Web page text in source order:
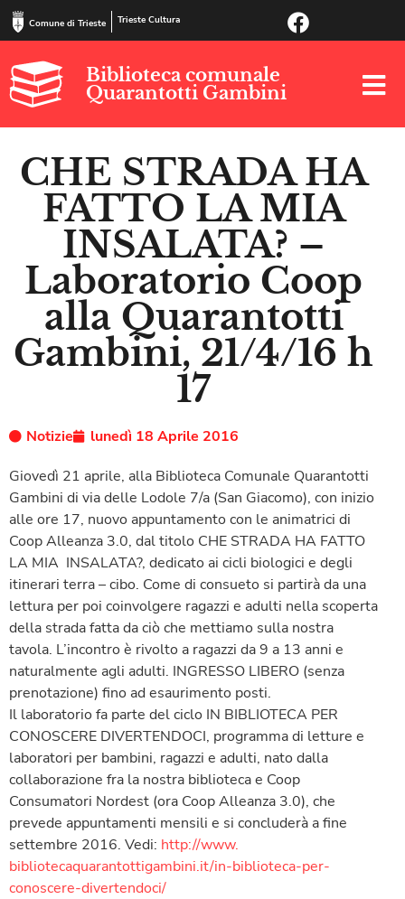
Comune di Trieste Trieste Cultura
Biblioteca comunale
Quarantotti Gambini
CHE STRADA HA
FATTO LA MIA
INSALATA? –
Laboratorio Coop
alla Quarantotti
Gambini, 21/4/16 h
17
Notizie
lunedì 18 Aprile 2016
Giovedì 21 aprile, alla Biblioteca Comunale Quarantotti
Gambini di via delle Lodole 7/a (San Giacomo), con inizio
alle ore 17, nuovo appuntamento con le animatrici di
Coop Alleanza 3.0, dal titolo CHE STRADA HA FATTO
LA MIA INSALATA?, dedicato ai cicli biologici e degli
itinerari terra – cibo. Come di consueto si partirà da una
lettura per poi coinvolgere ragazzi e adulti nella scoperta
della strada fatta da ciò che mettiamo sulla nostra
tavola. L’incontro è rivolto a ragazzi da 9 a 13 anni e
naturalmente agli adulti. INGRESSO LIBERO (senza
prenotazione) fino ad esaurimento posti.
Il laboratorio fa parte del ciclo IN BIBLIOTECA PER
CONOSCERE DIVERTENDOCI, programma di letture e
laboratori per bambini, ragazzi e adulti, nato dalla
collaborazione fra la nostra biblioteca e Coop
Consumatori Nordest (ora Coop Alleanza 3.0), che
prevede appuntamenti mensili e si concluderà a fine
settembre 2016. Vedi: http://www.
bibliotecaquarantottigambini.it/in-biblioteca-per-
conoscere-divertendoci/